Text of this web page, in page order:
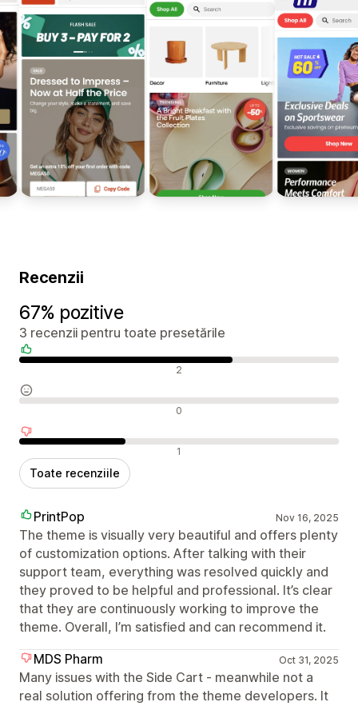
Recenzii
67% pozitive
3 recenzii pentru toate presetările
2
0
1
Toate recenziile
PrintPop Nov 16, 2025
The theme is visually very beautiful and offers plenty
of customization options. After talking with their
support team, everything was resolved quickly and
they proved to be helpful and professional. It’s clear
that they are continuously working to improve the
theme. Overall, I’m satisfied and can recommend it.
MDS Pharm
Oct 31, 2025
Many issues with the Side Cart - meanwhile not a
real solution offering from the theme developers. It